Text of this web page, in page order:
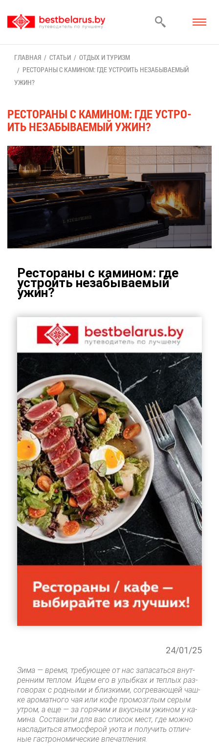
ГЛАВ­НАЯ СТА­ТЬИ
ОТ­ДЫХ И ТУ­РИЗМ
РЕ­СТО­РА­НЫ С КА­МИ­НОМ: ГДЕ УСТРО­ИТЬ НЕЗА­БЫ­ВА­Е­МЫЙ
УЖИН?
РЕ­СТО­РА­НЫ С КА­МИ­НОМ: ГДЕ УСТРО­
ИТЬ НЕЗА­БЫ­ВА­Е­МЫЙ УЖИН?
Ре­сто­ра­ны с ка­ми­ном: где
устро­ить неза­бы­ва­е­мый
ужин?
24/01/25
Зи­ма — вре­мя, тре­бу­ю­щее от нас за­па­сать­ся внут­
рен­ним теп­лом. Ищем его в улыб­ках и теп­лых раз­
го­во­рах с род­ны­ми и близ­ки­ми, со­гре­ва­ю­щей чаш­
ке аро­мат­но­го чая или ко­фе про­мозг­лым се­рым
утром, а еще — за го­ря­чим и вкус­ным ужи­ном у ка­
ми­на. Со­ста­ви­ли для вас спи­сок мест, где мож­но
на­сла­дить­ся ат­мо­сфе­рой уюта и по­лу­чить от­лич­
ные га­стро­но­ми­че­ские впе­чат­ле­ния.